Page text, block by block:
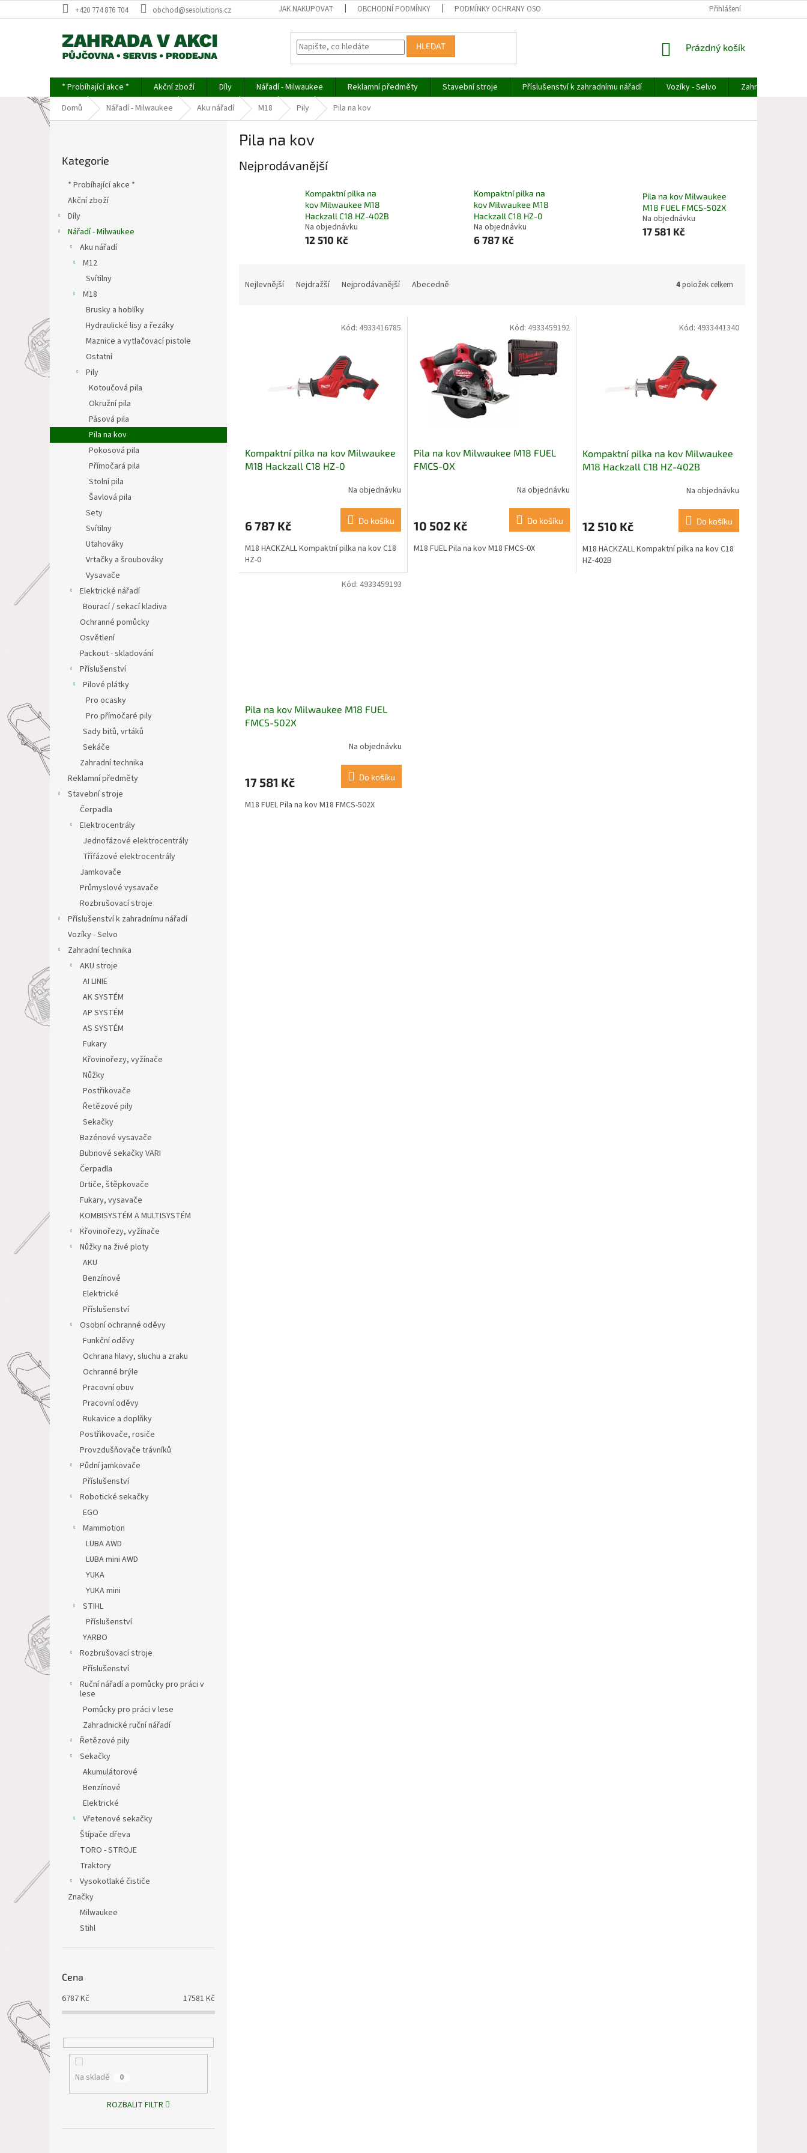
na
+420 774 876 704 obchod@sesolutions.cz JAK NAKUPOVAT OBCHODNÍ PODMÍNKY PODMÍNKY OCHRANY OSOBNÍCH ÚDAJŮ ODSTOUPENÍ OD OBJEDNÁVKY REKLAMACE ZBOŽÍ
Přihlášení
HLEDAT
NÁKUPNÍ
Prázdný košík
* Probíhající akce * Akční zboží Díly Nářadí - Milwaukee Reklamní předměty Stavební stroje Příslušenství k zahradnímu nářadí Vozíky - Selvo
Zahradní technika
Domů
Nářadí - Milwaukee Aku nářadí M18 Pily Pila na kov
P
kategorie
Kategorie
* Probíhající akce *
Akční zboží
Díly
Nářadí - Milwaukee
Aku nářadí
M12
Svítilny
M18
Brusky a hoblíky
Hydraulické lisy a řezáky
Maznice a vytlačovací pistole
Ostatní
Pily
Kotoučová pila
Okružní pila
Pásová pila
Pila na kov
Pokosová pila
Přímočará pila
Stolní pila
Šavlová pila
Sety
Svítilny
Utahováky
Vrtačky a šroubováky
Vysavače
Elektrické nářadí
Bourací / sekací kladiva
Ochranné pomůcky
Osvětlení
Packout - skladování
Příslušenství
Pilové plátky
Pro ocasky
Pro přímočaré pily
Sady bitů, vrtáků
Sekáče
Zahradní technika
Reklamní předměty
Stavební stroje
Čerpadla
Elektrocentrály
Jednofázové elektrocentrály
Třífázové elektrocentrály
Jamkovače
Průmyslové vysavače
Rozbrušovací stroje
Příslušenství k zahradnímu nářadí
Vozíky - Selvo
Zahradní technika
AKU stroje
AI LINIE
AK SYSTÉM
AP SYSTÉM
AS SYSTÉM
Fukary
Křovinořezy, vyžínače
Nůžky
Postřikovače
Řetězové pily
Sekačky
Bazénové vysavače
Bubnové sekačky VARI
Čerpadla
Drtiče, štěpkovače
Fukary, vysavače
KOMBISYSTÉM A MULTISYSTÉM
Křovinořezy, vyžínače
Nůžky na živé ploty
AKU
Benzínové
Elektrické
Příslušenství
Osobní ochranné oděvy
Funkční oděvy
Ochrana hlavy, sluchu a zraku
Ochranné brýle
Pracovní obuv
Pracovní oděvy
Rukavice a doplňky
Postřikovače, rosiče
Provzdušňovače trávníků
Půdní jamkovače
Příslušenství
Robotické sekačky
EGO
Mammotion
LUBA AWD
LUBA mini AWD
YUKA
YUKA mini
STIHL
Příslušenství
YARBO
Rozbrušovací stroje
Příslušenství
Ruční nářadí a pomůcky pro práci v
lese
Pomůcky pro práci v lese
Zahradnické ruční nářadí
Řetězové pily
Sekačky
Akumulátorové
Benzínové
Elektrické
Vřetenové sekačky
Štípače dřeva
TORO - STROJE
Traktory
Vysokotlaké čističe
Značky
Milwaukee
Stihl
Cena
6787Kč 17581 Kč
Na skladě 0
ROZBALIT FILTR
Pila na kov
Nejprodávanější
Kompaktní pilka na
kov Milwaukee M18
Hackzall C18 HZ-402B
Na objednávku
12 510 Kč
Kompaktní pilka na
kov Milwaukee M18
Hackzall C18 HZ-0
Na objednávku
6 787 Kč
Pila na kov Milwaukee
M18 FUEL FMCS-502X
Na objednávku
17 581 Kč
Nejlevnější Nejdražší Nejprodávanější Abecedně 4položek celkem
Kompaktní pilka na kov Milwaukee
M18 Hackzall C18 HZ-0
Na objednávku
6 787 Kč Do košíku
M18 HACKZALL Kompaktní pilka na kov C18
HZ-0
Kód: 4933416785
Pila na kov Milwaukee M18 FUEL
FMCS-OX
Na objednávku
10 502 Kč Do košíku
M18 FUEL Pila na kov M18 FMCS-0X
Kód: 4933459192
Kompaktní pilka na kov Milwaukee
M18 Hackzall C18 HZ-402B
Na objednávku
12 510 Kč Do košíku
M18 HACKZALL Kompaktní pilka na kov C18
HZ-402B
Kód: 4933441340
Pila na kov Milwaukee M18 FUEL
FMCS-502X
Na objednávku
17 581 Kč Do košíku
M18 FUEL Pila na kov M18 FMCS-502X
Kód: 4933459193